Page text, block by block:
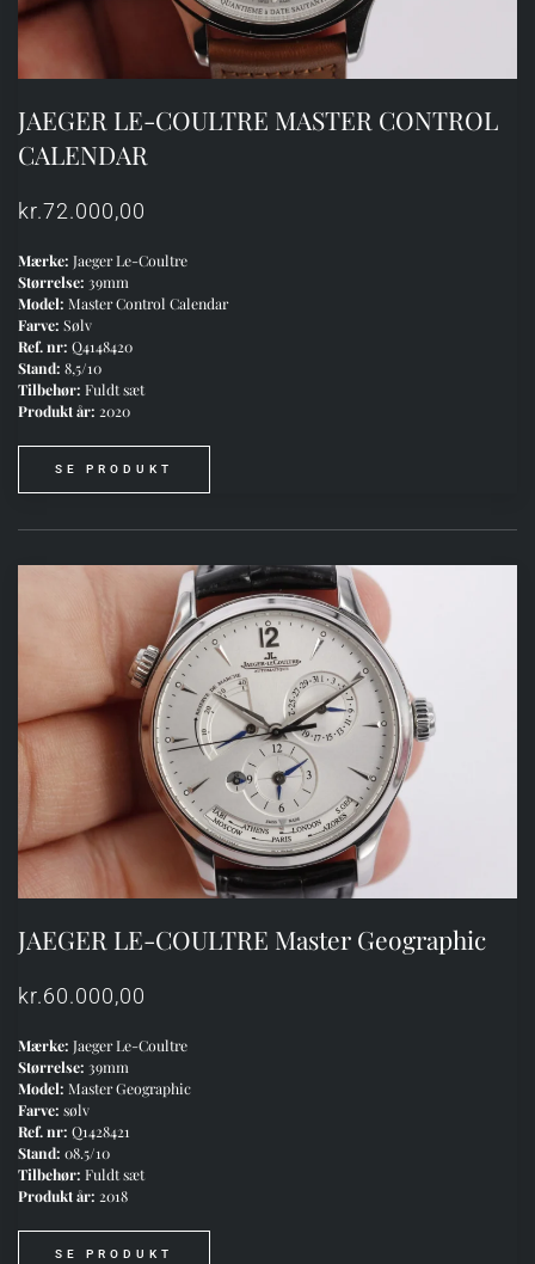
JAEGER LE-COULTRE MASTER CONTROL
CALENDAR
kr.72.000,00
Mærke: Jaeger Le-Coultre
Størrelse: 39mm
Model: Master Control Calendar
Farve: Sølv
Ref. nr: Q4148420
Stand: 8,5/10
Tilbehør: Fuldt sæt
Produkt år: 2020
SE PRODUKT
JAEGER LE-COULTRE Master Geographic
kr.60.000,00
Mærke: Jaeger Le-Coultre
Størrelse: 39mm
Model: Master Geographic
Farve: sølv
Ref. nr: Q1428421
Stand: 08.5/10
Tilbehør: Fuldt sæt
Produkt år: 2018
SE PRODUKT